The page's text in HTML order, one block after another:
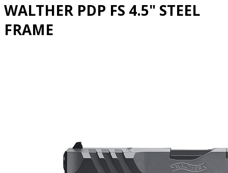
WALTHER PDP FS 4.5" STEEL
FRAME